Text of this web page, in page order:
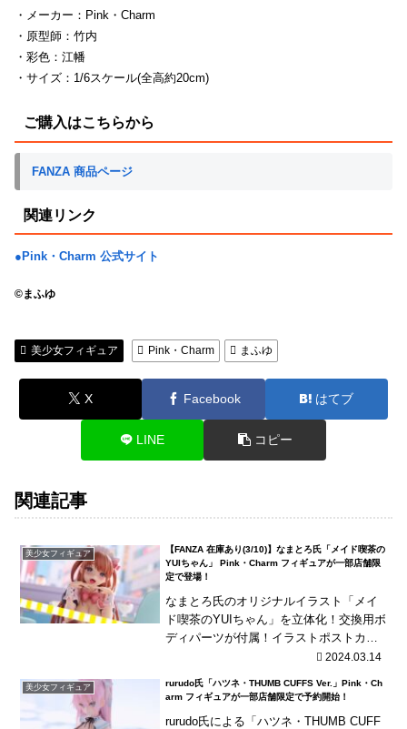
・メーカー：Pink・Charm
・原型師：竹内
・彩色：江幡
・サイズ：1/6スケール(全高約20cm)
ご購入はこちらから
FANZA 商品ページ
関連リンク
●Pink・Charm 公式サイト
©まふゆ
美少女フィギュア Pink・Charm まふゆ
X Facebook はてブ
LINE コピー
関連記事
美少女フィギュア
【FANZA 在庫あり(3/10)】なまとろ氏「メイド喫茶の
YUIちゃん」 Pink・Charm フィギュアが一部店舗限
定で登場！
なまとろ氏のオリジナルイラスト「メイ
ド喫茶のYUIちゃん」を立体化！交換用ボ
ディパーツが付属！イラストポストカー
2024.03.14
美少女フィギュア
rurudo氏「ハツネ・THUMB CUFFS Ver.」Pink・Ch
arm フィギュアが一部店舗限定で予約開始！
rurudo氏による「ハツネ・THUMB CUFF